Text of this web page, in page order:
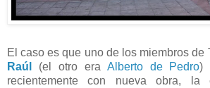
El caso es que uno de los miembros de
Raúl
(el otro era Alberto de Pedro)
recientemente con nueva obra, la